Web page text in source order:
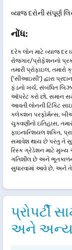
વ્યાજ દરોની સંપૂર્ણ
નોંધ:
દરેક લોન માટે વ્યાજ દર
રોજગાર/પ્રોફેશનનો
તમારી પ્રોફાઇલ,
('સીઆઇસી') દ્વારા
ફંડનો ખર્ચ, સંબંધિત
ઑપરેટ કરો છો, સમાન
આવતી લોનની ટિકિટ
કલેક્શન પરફોર્મન્સ,
ચુકવણીનો ઇતિહાસ,
ફાઇનાન્શિયલ શક્તિ,
સમાવેશ થાય છે પરંતુ તે
રિસ્ક ગ્રેડેશન માટે મુખ્ય
ગતિશીલ છે અને
સુધારવામાં આવે છે, અને
પ્રોપર્ટી
અને અન્ય